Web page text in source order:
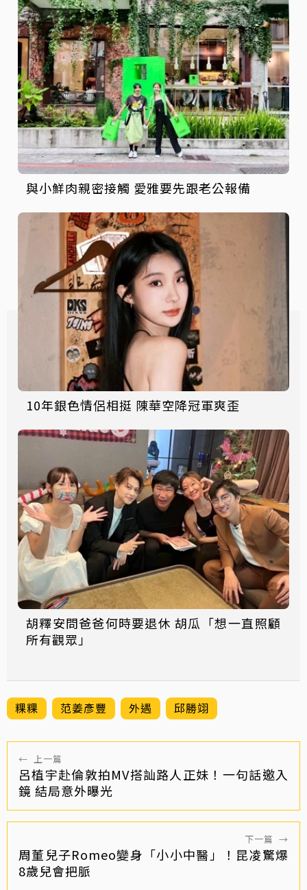
與小鮮肉親密接觸 愛雅要先跟老公報備
10年銀色情侶相挺 陳華空降冠軍爽歪
胡釋安問爸爸何時要退休 胡瓜「想一直照顧
所有觀眾」
粿粿 范姜彥豐 外遇 邱勝翊
← 上一篇
呂植宇赴倫敦拍MV搭訕路人正妹！一句話邀入
鏡 結局意外曝光
下一篇 →
周董兒子Romeo變身「小小中醫」！昆凌驚爆
8歲兒會把脈